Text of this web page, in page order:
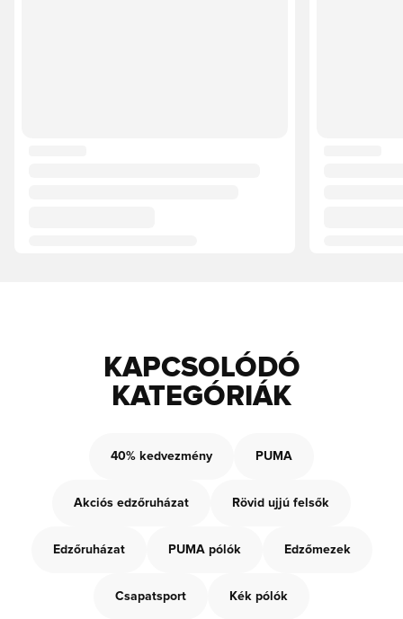
KAPCSOLÓDÓ
KATEGÓRIÁK
40% kedvezmény PUMA
Akciós edzőruházat Rövid ujjú felsők
Edzőruházat PUMA pólók Edzőmezek
Csapatsport Kék pólók